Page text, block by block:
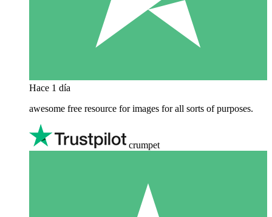
Hace 1 día
awesome free resource for images for all sorts of purposes.
crumpet